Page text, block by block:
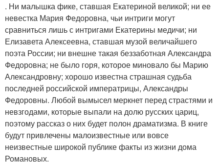
. Ни малышка фике, ставшая Екатериной великой; ни ее
невестка Мария Федоровна, чьи интриги могут
сравниться лишь с интригами Екатерины медичи; ни
Елизавета Алексеевна, ставшая музой величайшего
поэта России; ни внешне такая беззаботная Александра
Федоровна; не было горя, которое миновало бы Марию
Александровну; хорошо известна страшная судьба
последней российской императрицы, Александры
Федоровны. Любой вымысел меркнет перед страстями и
невзгодами, которые выпали на долю русских цариц,
поэтому рассказ о них будет полон драматизма. В книге
будут привлечены малоизвестные или вовсе
неизвестные широкой публике факты из жизни дома
Романовых.